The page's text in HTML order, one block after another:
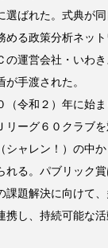
選ばれた。式典が
める政策分析ネッ
の運営会社・いわ
手渡された。
令和２）年に始
リーグ６０クラブ
シャレン！）の中
れる。パブリック
課題解決に向けて
携し、持続可能な